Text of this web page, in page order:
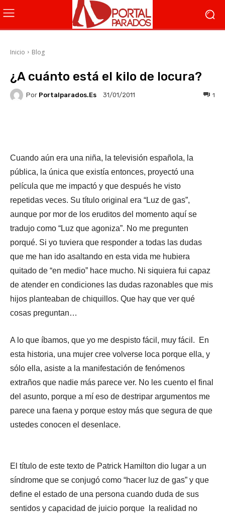
Inicio Blog
¿A cuánto está el kilo de locura?
Por Portalparados.es 31/01/2011 1
Cuando aún era una niña, la televisión española, la
pública, la única que existía entonces, proyectó una
película que me impactó y que después he visto
repetidas veces. Su título original era “Luz de gas”,
aunque por mor de los eruditos del momento aquí se
tradujo como “Luz que agoniza”. No me pregunten
porqué. Si yo tuviera que responder a todas las dudas
que me han ido asaltando en esta vida me hubiera
quitado de “en medio” hace mucho. Ni siquiera fui capaz
de atender en condiciones las dudas razonables que mis
hijos planteaban de chiquillos. Que hay que ver qué
cosas preguntan…
A lo que íbamos, que yo me despisto fácil, muy fácil. En
esta historia, una mujer cree volverse loca porque ella, y
sólo ella, asiste a la manifestación de fenómenos
extraños que nadie más parece ver. No les cuento el final
del asunto, porque a mí eso de destripar argumentos me
parece una faena y porque estoy más que segura de que
ustedes conocen el desenlace.
El título de este texto de Patrick Hamilton dio lugar a un
síndrome que se conjugó como “hacer luz de gas” y que
define el estado de una persona cuando duda de sus
sentidos y capacidad de juicio porque la realidad no